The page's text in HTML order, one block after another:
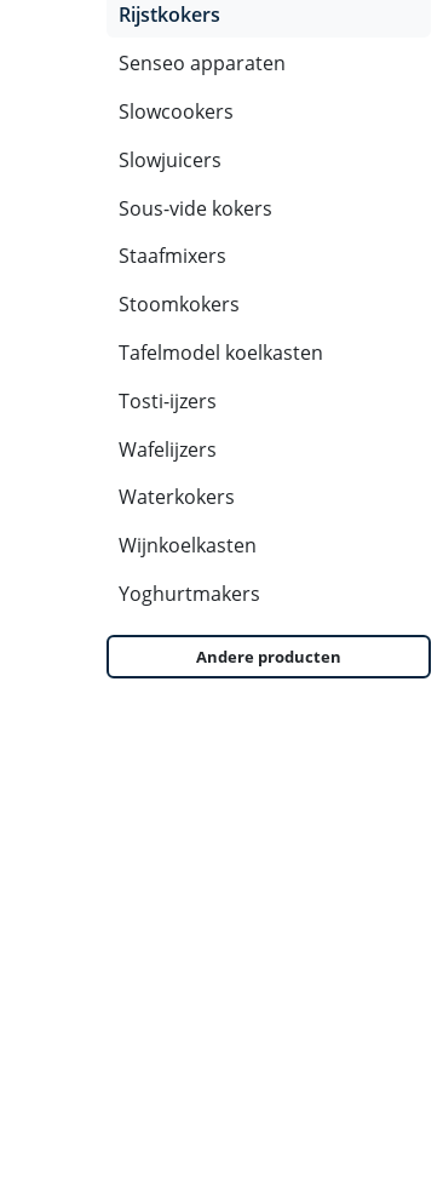
Rijstkokers
Senseo apparaten
Slowcookers
Slowjuicers
Sous-vide kokers
Staafmixers
Stoomkokers
Tafelmodel koelkasten
Tosti-ijzers
Wafelijzers
Waterkokers
Wijnkoelkasten
Yoghurtmakers
Andere producten